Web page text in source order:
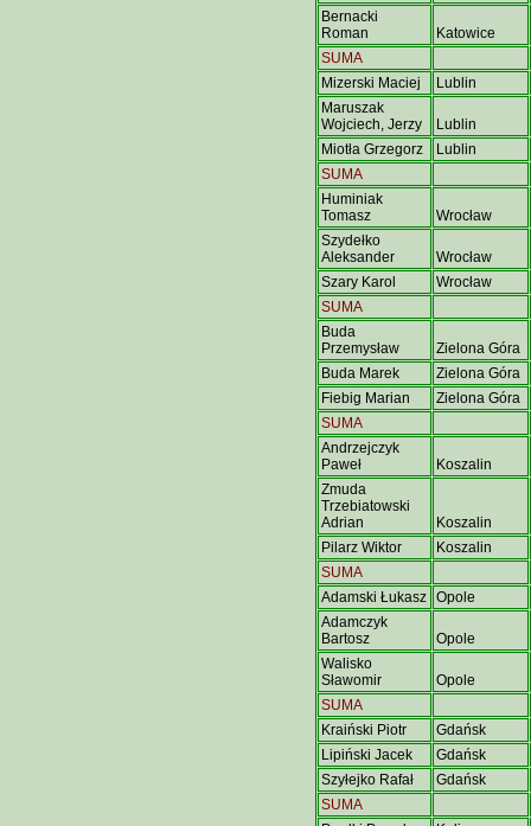
Bernacki
Roman
Katowice
SUMA
Mizerski Maciej
Lublin
Maruszak
Wojciech, Jerzy
Lublin
Miotła Grzegorz
Lublin
SUMA
Huminiak
Tomasz
Wrocław
Szydełko
Aleksander
Wrocław
Szary Karol
Wrocław
SUMA
Buda
Przemysław
Zielona Góra
Buda Marek
Zielona Góra
Fiebig Marian
Zielona Góra
SUMA
Andrzejczyk
Paweł
Koszalin
Zmuda
Trzebiatowski
Adrian
Koszalin
Pilarz Wiktor
Koszalin
SUMA
Adamski Łukasz Opole
Adamczyk
Bartosz
Opole
Walisko
Sławomir
Opole
SUMA
Kraiński Piotr
Gdańsk
Lipiński Jacek
Gdańsk
Szyłejko Rafał
Gdańsk
SUMA